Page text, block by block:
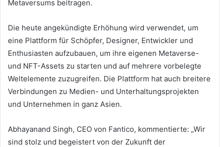
Metaversums beitragen.
Die heute angekündigte Erhöhung wird verwendet, um
eine Plattform für Schöpfer, Designer, Entwickler und
Enthusiasten aufzubauen, um ihre eigenen Metaverse-
und NFT-Assets zu starten und auf mehrere vorbelegte
Weltelemente zuzugreifen. Die Plattform hat auch breitere
Verbindungen zu Medien- und Unterhaltungsprojekten
und Unternehmen in ganz Asien.
Abhayanand Singh, CEO von Fantico, kommentierte: „Wir
sind stolz und begeistert von der Zukunft der